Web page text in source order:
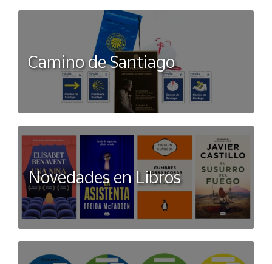
Camino de Santiago
Novedades en Libros